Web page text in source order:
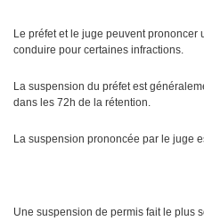
Le préfet et le juge peuvent prononcer
conduire pour certaines infractions.
La suspension du préfet est
dans les 72h de la rétention.
La suspension prononcée par le juge
Une suspension de permis fait le plus